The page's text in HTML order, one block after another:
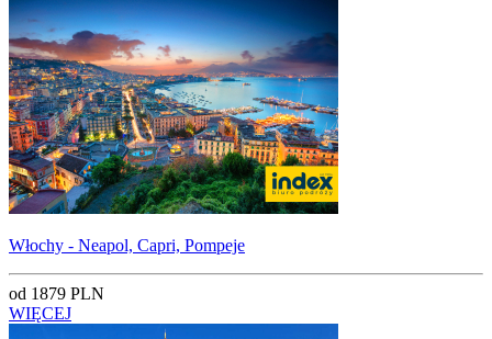
Włochy - Neapol, Capri, Pompeje
od 1879 PLN
WIĘCEJ